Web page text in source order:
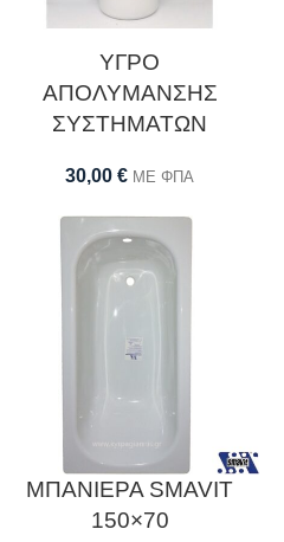
ΥΓΡΟ
ΑΠΟΛΥΜΑΝΣΗΣ
ΣΥΣΤΗΜΑΤΩΝ
30,00 € ΜΕ ΦΠΑ
ΜΠΑΝΙΕΡΑ SMAVIT
150×70